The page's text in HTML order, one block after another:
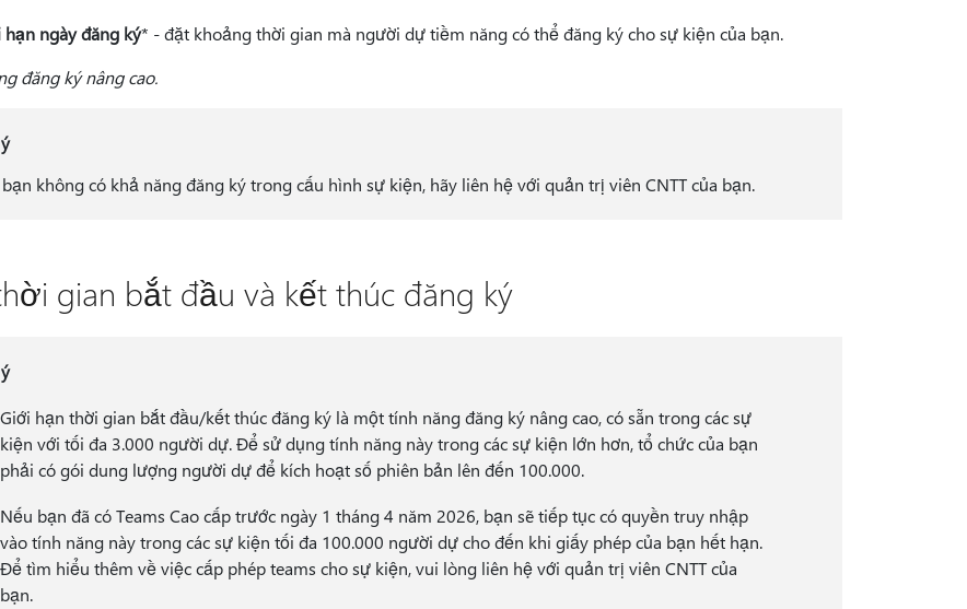
ngày đăng ký* - đặt khoảng thời gian mà người dự tiềm năng có thể đăng ký cho sự kiện của bạn.
đăng ký nâng cao.
không có khả năng đăng ký trong cấu hình sự kiện, hãy liên hệ với quản trị viên CNTT của bạn.
gian bắt đầu và kết thúc đăng ký
Giới hạn thời gian bắt đầu/kết thúc đăng ký là một tính năng đăng ký nâng cao, có sẵn trong các sự
kiện với tối đa 3.000 người dự. Để sử dụng tính năng này trong các sự kiện lớn hơn, tổ chức của bạn
phải có gói dung lượng người dự để kích hoạt số phiên bản lên đến 100.000.
Nếu bạn đã có Teams Cao cấp trước ngày 1 tháng 4 năm 2026, bạn sẽ tiếp tục có quyền truy nhập
vào tính năng này trong các sự kiện tối đa 100.000 người dự cho đến khi giấy phép của bạn hết hạn.
Để tìm hiểu thêm về việc cấp phép teams cho sự kiện, vui lòng liên hệ với quản trị viên CNTT của
bạn.